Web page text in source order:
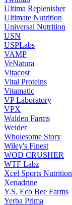
Ultima Replenisher
Ultimate Nutrition
Universal Nutrition
USN
USPLabs
VAMP
VeNatura
Vitacost
Vital Proteins
Vitamatic
VP Laboratory
VPX
Walden Farms
Weider
Wholesome Story
Wiley's Finest
WOD CRUSHER
WTF Labz
Xcel Sports Nutrition
Xenadrine
Y.S. Eco Bee Farms
Yerba Prima